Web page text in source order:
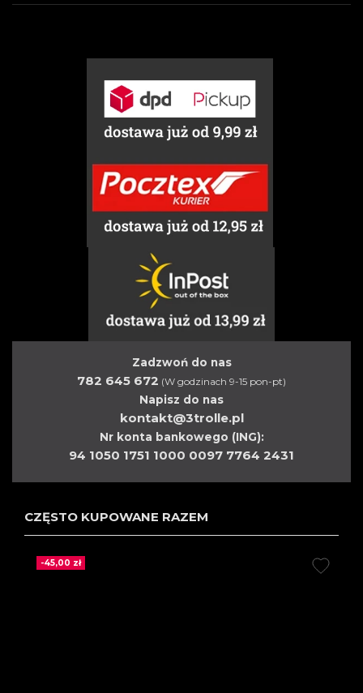
Zadzwoń do nas
782 645 672 (W godzinach 9-15 pon-pt)
Napisz do nas
kontakt@3trolle.pl
Nr konta bankowego (ING):
94 1050 1751 1000 0097 7764 2431
CZĘSTO KUPOWANE RAZEM
-45,00 zł